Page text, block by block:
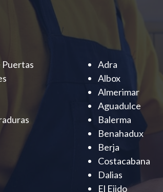
Adra
Albox
Almerimar
Aguadulce
Balerma
Benahadux
Berja
Costacabana
Dalias
El Ejido